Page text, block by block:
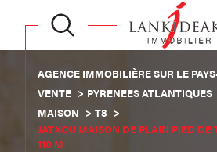
AGENCE IMMOBILIÈRE SUR LE
VENTE
PYRENEES ATLANTIQUES
MAISON
T8
JATXOU MAISON DE PLAIN PIED DE
110 M